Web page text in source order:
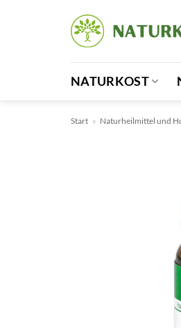
NATURKOST
Start » Naturheilmittel und